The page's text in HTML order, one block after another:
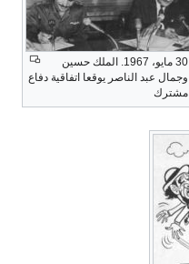
30 مايو، 1967. الملك حسين
وجمال عبد الناصر يوقعا اتفاقية دفاع
مشترك